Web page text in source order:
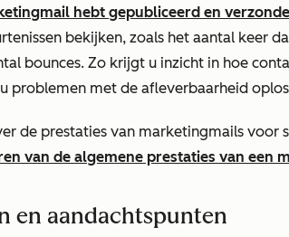
hebt gepubliceerd en
bekijken, zoals het aantal keer
bounces. Zo krijgt u inzicht in hoe
problemen met de afleverbaarheid
de prestaties van marketingmails voor
van de algemene prestaties van een
en aandachtspunten